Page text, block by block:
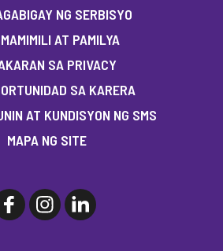
NG SERBISYO
AT PAMILYA
SA PRIVACY
SA KARERA
AT KUNDISYON NG SMS
MAPA NG SITE